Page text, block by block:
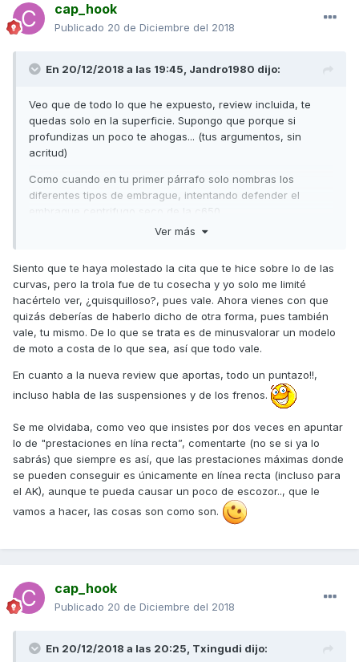
cap_hook
Publicado 20 de Diciembre del 2018
En 20/12/2018 a las 19:45, Jandro1980 dijo:
Veo que de todo lo que he expuesto, review incluida, te
quedas solo en la superficie. Supongo que porque si
profundizas un poco te ahogas... (tus argumentos, sin
acritud)
Como cuando en tu primer párrafo solo nombras los
diferentes tipos de embrague, intentando defender el
embrague centrifugo seco de la c650
"sport"...............................................................................
Ver más
Siento que te haya molestado la cita que te hice sobre lo de las
curvas, pero la trola fue de tu cosecha y yo solo me limité
hacértelo ver, ¿quisquilloso?, pues vale. Ahora vienes con que
quizás deberías de haberlo dicho de otra forma, pues también
vale, tu mismo. De lo que se trata es de minusvalorar un modelo
de moto a costa de lo que sea, así que todo vale.
En cuanto a la nueva review que aportas, todo un puntazo!!,
incluso habla de las suspensiones y de los frenos.
Se me olvidaba, como veo que insistes por dos veces en apuntar
lo de "prestaciones en lína recta”, comentarte (no se si ya lo
sabrás) que siempre es así, que las prestaciones máximas donde
se pueden conseguir es únicamente en línea recta (incluso para
el AK), aunque te pueda causar un poco de escozor.., que le
vamos a hacer, las cosas son como son.
cap_hook
Publicado 20 de Diciembre del 2018
En 20/12/2018 a las 20:25, Txingudi dijo: